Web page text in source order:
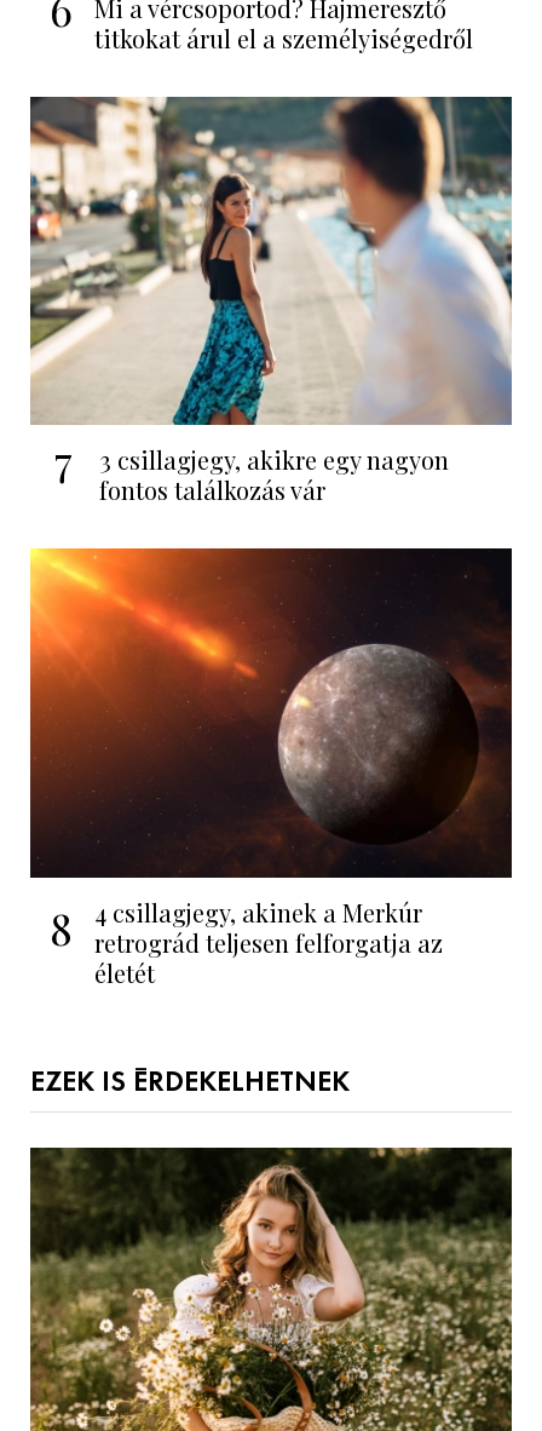
Mi a vércsoportod? Hajmeresztő
titkokat árul el a személyiségedről
7
3 csillagjegy, akikre egy nagyon
fontos találkozás vár
8
4 csillagjegy, akinek a Merkúr
retrográd teljesen felforgatja az
életét
EZEK IS ÉRDEKELHETNEK